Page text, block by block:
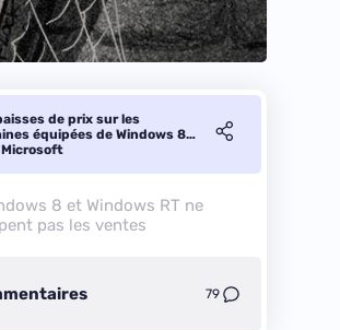
de prix sur les
équipées de Windows 8…
8 et Windows RT ne
pas les ventes
79